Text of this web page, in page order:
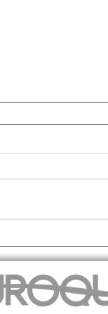
FDA pausa